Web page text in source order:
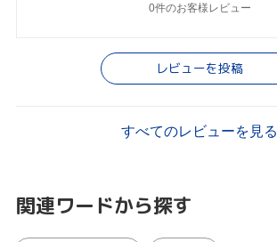
0件のお客様レビュー
レビューを投稿
すべてのレビューを見る
関連ワードから探す